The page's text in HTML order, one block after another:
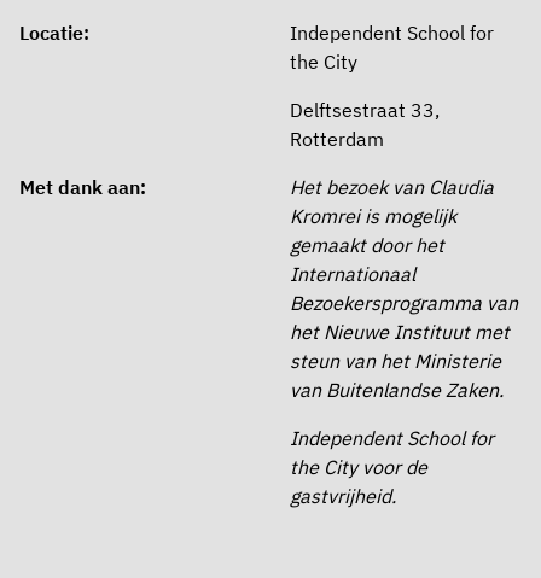
Locatie:
Independent School for
the City
Delftsestraat 33,
Rotterdam
Met dank aan:
Het bezoek van Claudia
Kromrei is mogelijk
gemaakt door het
Internationaal
Bezoekersprogramma van
het Nieuwe Instituut met
steun van het Ministerie
van Buitenlandse Zaken.
Independent School for
the City voor de
gastvrijheid.